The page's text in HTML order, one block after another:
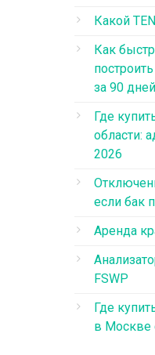
Какой
Как
за 90
Где
области:
2026
если бак
Аренда
FSWP
Где
в Москве